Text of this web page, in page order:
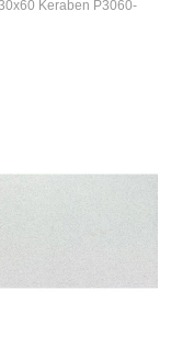
Keraben P3060-